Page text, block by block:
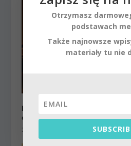
Praga i Wiedeń krótkie
cz.1
25 sierpnia 2014
Otrzymasz
podstawach
Także najnowsze
materiały tu nie